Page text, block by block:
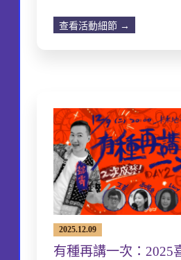
查看活動細節 →
2025.12.09
有種再講一次：2025